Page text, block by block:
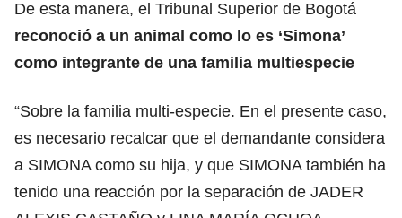
De esta manera, el Tribunal Superior de Bogotá
reconoció a un animal como lo es ‘Simona’
como integrante de una familia multiespecie
“Sobre la familia multi-especie. En el presente caso,
es necesario recalcar que el demandante considera
a SIMONA como su hija, y que SIMONA también ha
tenido una reacción por la separación de JADER